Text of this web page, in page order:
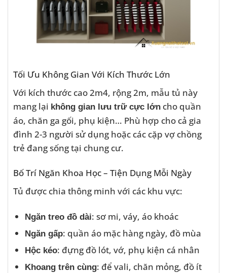
Tối Ưu Không Gian Với Kích Thước Lớn
Với kích thước cao 2m4, rộng 2m, mẫu tủ này
mang lại không gian lưu trữ cực lớn cho quần
áo, chăn ga gối, phụ kiện… Phù hợp cho cả gia
đình 2-3 người sử dụng hoặc các cặp vợ chồng
trẻ đang sống tại chung cư.
Bố Trí Ngăn Khoa Học – Tiện Dụng Mỗi Ngày
Tủ được chia thông minh với các khu vực:
Ngăn treo đồ dài: sơ mi, váy, áo khoác
Ngăn gấp: quần áo mặc hàng ngày, đồ mùa
Hộc kéo: đựng đồ lót, vớ, phụ kiện cá nhân
Khoang trên cùng: để vali, chăn mỏng, đồ ít